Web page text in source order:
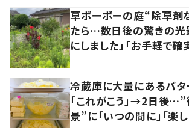
草ボーボーの庭“除草剤
たら…数日後の驚きの光
にしました」「お手軽で確
冷蔵庫に大量にあるバタ
「これがこう」→2日後
景”に「いつの間に」「楽し